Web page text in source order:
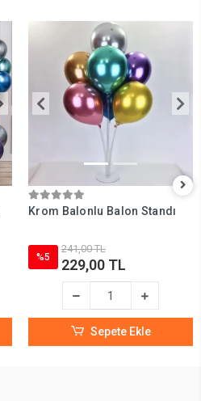
Krom Balonlu Balon Standı
%5
241,00 TL
229,00 TL
Sepete Ekle